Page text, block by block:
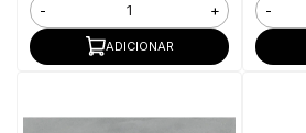
- +
ADICIONAR
-